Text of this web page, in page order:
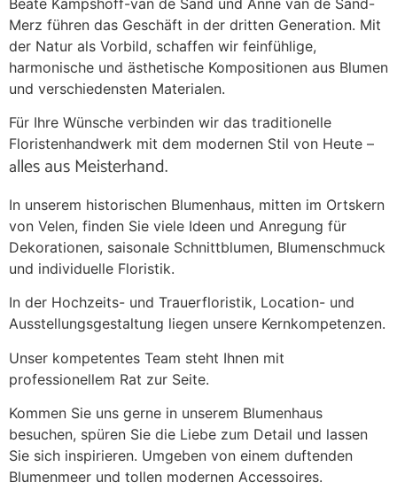
Beate Kampshoff-van de Sand und Anne van de Sand-
Merz führen das Geschäft in der dritten Generation. Mit
der Natur als Vorbild, schaffen wir feinfühlige,
harmonische und ästhetische Kompositionen aus Blumen
und verschiedensten Materialen.
Für Ihre Wünsche verbinden wir das traditionelle
Floristenhandwerk mit dem modernen Stil von Heute –
alles aus Meisterhand.
In unserem historischen Blumenhaus, mitten im Ortskern
von Velen, finden Sie viele Ideen und Anregung für
Dekorationen, saisonale Schnittblumen, Blumenschmuck
und individuelle Floristik.
In der Hochzeits- und Trauerfloristik, Location- und
Ausstellungsgestaltung liegen unsere Kernkompetenzen.
Unser kompetentes Team steht Ihnen mit
professionellem Rat zur Seite.
Kommen Sie uns gerne in unserem Blumenhaus
besuchen, spüren Sie die Liebe zum Detail und lassen
Sie sich inspirieren. Umgeben von einem duftenden
Blumenmeer und tollen modernen Accessoires.